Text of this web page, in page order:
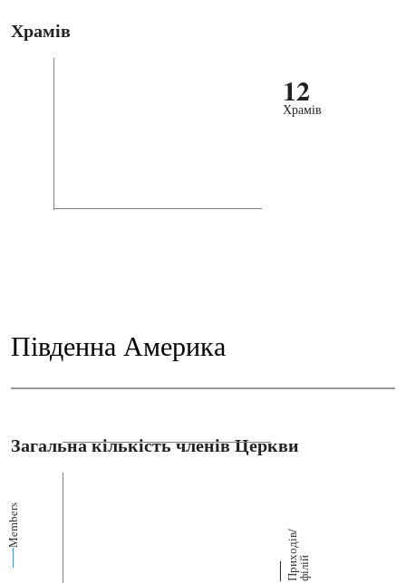
Храмів
12
Храмів
Південна Америка
Загальна кількість членів Церкви
Members
П
р
их
о
д
і
в
/
ф
і
л
ій